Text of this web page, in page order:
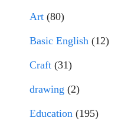
Art (80)
Basic English (12)
Craft (31)
drawing (2)
Education (195)